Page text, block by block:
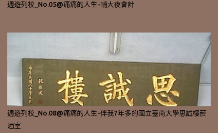
週遊列校_No.05@痛痛的人生-輔大夜會計
週遊列校_No.08@痛痛的人生-伴我7年多的國立臺南大學思誠樓菸
酒室